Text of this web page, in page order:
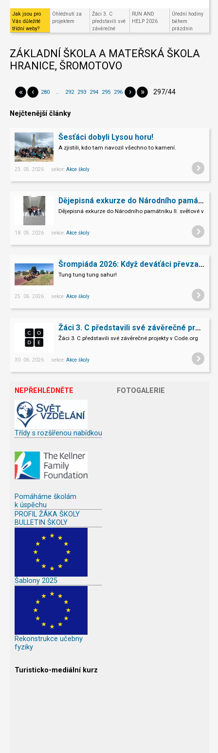
Jak jsou pro
Vás důležité
třídní weby?
Ohlédnutí za
projektem
Žáci 3. C
představili své
závěrečné
projekty v
RUN AND
HELP 2026
Úřední hodiny
během
prázdnin
ZÁKLADNÍ ŠKOLA A MATEŘSKÁ ŠKOLA
HRANICE, ŠROMOTOVO
« ‹ 280 .. 292 293 294 295 296 › » 297/44
Nejčtenější články
Šesťáci dobyli Lysou horu!
A zjistili, kdo tam navozil všechno to kamení.
23. 05. 2026 sekce: Akce školy
Dějepisná exkurze do Národního památníku II. sv. války v Hrabyni
Dějepisná exkurze do Národního památníku II. světové války
18. 05. 2026 sekce: Akce školy
Šrompiáda 2026: Když deváťáci převzali velení
Tung tung tung sahur!
25. 06. 2026 sekce: Akce školy
Žáci 3. C představili své závěrečné projekty v Code.org
Žáci 3. C představili své závěrečné projekty v Code.org
30. 06. 2026 sekce: Akce školy
NEPŘEHLÉDNĚTE
Třídy s rozšířenou nabídkou
Pomáháme školám
k úspěchu
PROFIL ŽÁKA ŠKOLY
BULLETIN ŠKOLY
Šablony 2025
Rekonstrukce učebny
fyziky
FOTOGALERIE
Turisticko-mediální kurz